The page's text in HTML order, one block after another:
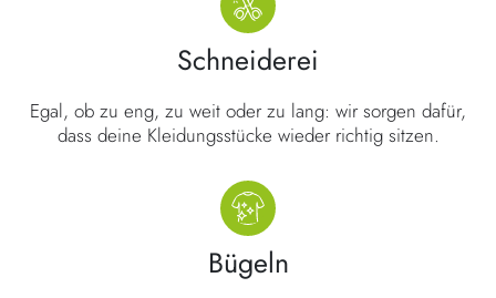
Schneiderei
Egal, ob zu eng, zu weit oder zu lang: wir sorgen dafür,
dass deine Kleidungsstücke wieder richtig sitzen.
Bügeln